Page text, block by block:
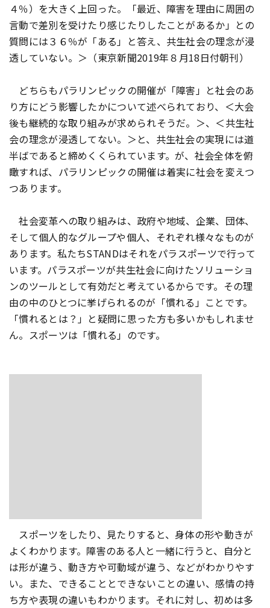
４％）を大きく上回った。「最近、障害を理由に周囲の
言動で差別を受けたり感じたりしたことがあるか」との
質問には３６％が「ある」と答え、共生社会の理念が浸
透していない。＞（東京新聞2019年８月18日付朝刊）
どちらもパラリンピックの開催が「障害」と社会のあ
り方にどう影響したかについて述べられており、＜大会
後も継続的な取り組みが求められそうだ。＞、＜共生社
会の理念が浸透してない。＞と、共生社会の実現には道
半ばであると締めくくられています。が、社会全体を俯
瞰すれば、パラリンピックの開催は着実に社会を変えつ
つあります。
社会変革への取り組みは、政府や地域、企業、団体、
そして個人的なグループや個人、それぞれ様々なものが
あります。私たちSTANDはそれをパラスポーツで行って
います。パラスポーツが共生社会に向けたソリューショ
ンのツールとして有効だと考えているからです。その理
由の中のひとつに挙げられるのが「慣れる」ことです。
「慣れるとは？」と疑問に思った方も多いかもしれませ
ん。スポーツは「慣れる」のです。
スポーツをしたり、見たりすると、身体の形や動きが
よくわかります。障害のある人と一緒に行うと、自分と
は形が違う、動き方や可動域が違う、などがわかりやす
い。また、できることとできないことの違い、感情の持
ち方や表現の違いもわかります。それに対し、初めは多